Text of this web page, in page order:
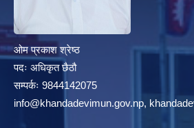
ओम प्रकाश श्रेष्ठ
पदः अधिकृत छैठौ
सम्पर्कः 9844142075
info@khandadevimun.gov.np,